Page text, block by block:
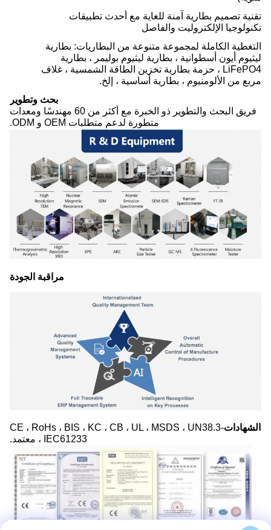
تقنية تصميم بطارية آمنة للغاية مع أحدث تطبيقات
تكنولوجيا الإلكتروليت والفاصل
التغطية الكاملة لمجموعة متنوعة من البطاريات: بطارية
ليثيوم أيون أسطوانية ، بطارية ليثيوم بوليمر ، بطارية
LiFePO4 ، حزمة بطارية تخزين الطاقة الشمسية ، غلاف
مربع من الألومنيوم ، بطارية أساسية ، إلخ.
بحث وتطوير
فريق البحث والتطوير ذو الخبرة مع أكثر من 60 مهندسًا ومعدات
متطورة لدعم متطلبات OEM و ODM.
مراقبة الجودة
الشهادات -CE ، RoHs ، BIS ، KC ، CB ، UL ، MSDS ، UN38.3
، IEC61233 معتمد.